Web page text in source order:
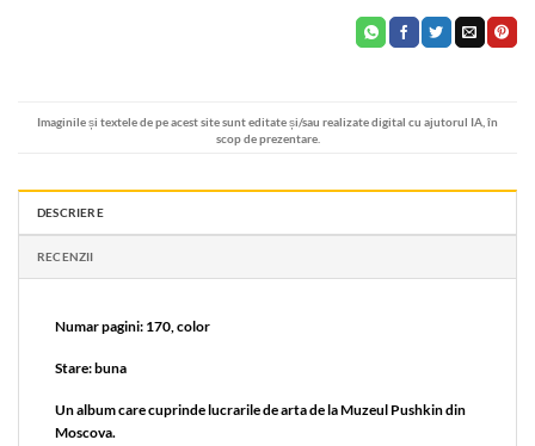
Imaginile și textele de pe acest site sunt editate și/sau realizate digital cu ajutorul IA, în
scop de prezentare.
DESCRIERE
RECENZII
Numar pagini: 170, color
Stare: buna
Un album care cuprinde lucrarile de arta de la Muzeul Pushkin din
Moscova.